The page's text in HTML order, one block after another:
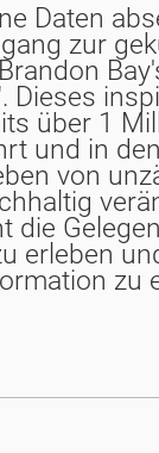
Daten
zur
Dieses
über 1
und in
von
die
erleben
zu